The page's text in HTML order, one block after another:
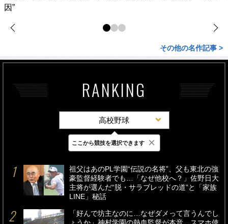
因”
その他の名作記事 >
RANKING
高校野球
最新 24時間 週間
祖父はあのPL学園“伝説の名将”、父も東北の強
豪監督経験者でも…「なぜ他校へ？」佐野日大
主将が選んだ“脱・サラブレッドの道”と「家族
LINE」秘話
「好んで坊主なのに…なぜダメって言うんでし
ここから競技を選択できます ×